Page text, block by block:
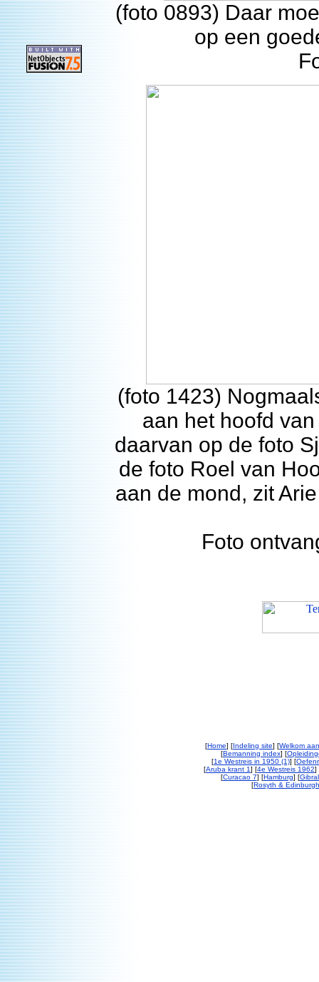
(foto 0893) Daar
op een
(foto 1423)
aan het hoofd
daarvan op de foto
de foto Roel van
aan de mond, zit
Foto
[Home] [Indeling site] [Welkom
[Bemanning index] [
[1e Westreis in 1950 (1)] [
[Aruba krant 1] [4e Westreis 1962]
[Curacao 7] [Hamburg] [
[Rosyth &